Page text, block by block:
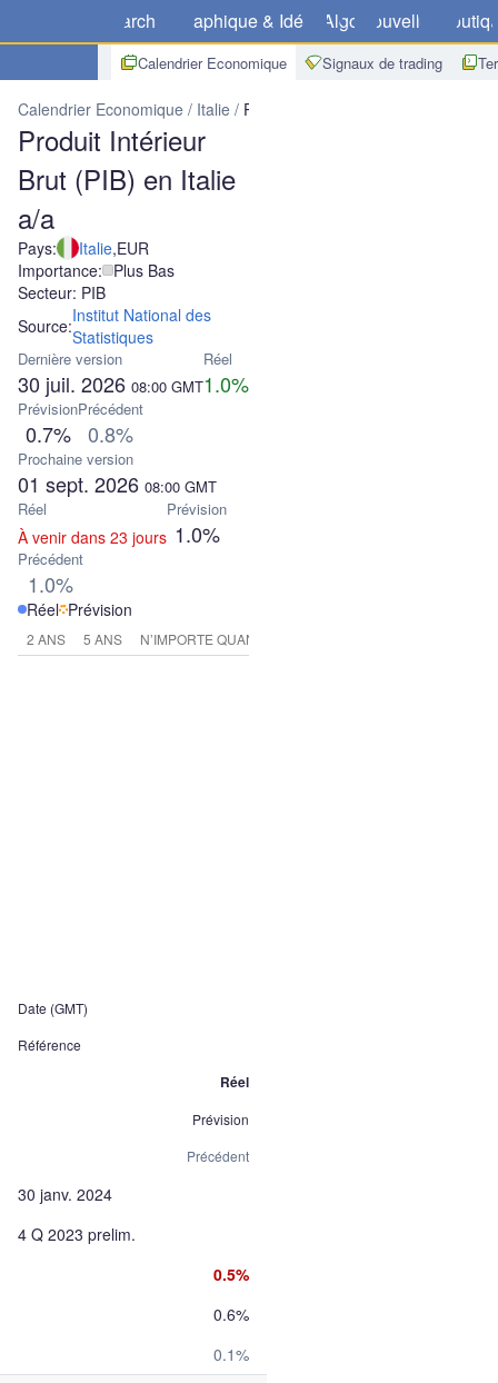
Marchés Graphique & Idées Algo Nouvelles
Calendrier Economique Signaux de trading
Calendrier Economique Italie Produit Intérieur Brut (PIB) en Italie
Produit Intérieur
Brut (PIB) en Italie
a/a
Pays: Italie,EUR
Importance: Plus Bas
Secteur: PIB
Source:Institut National des
Statistiques
Dernière version
30 juil. 2026 08:00 GMT
Réel
1.0%
Prévision
0.7%
Précédent
0.8%
Prochaine version
01 sept. 2026 08:00 GMT
Réel
À venir dans 23 jours
Prévision
1.0%
Précédent
1.0%
Réel Prévision
2 ANS 5 ANS N’IMPORTE QUAND
Date (GMT)
Référence
Réel
Prévision
Précédent
30 janv. 2024
4 Q 2023 prelim.
0.5%
0.6%
0.1%